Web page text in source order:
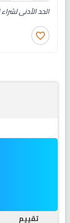
الحد الأدنى
favorite_border
تقييم